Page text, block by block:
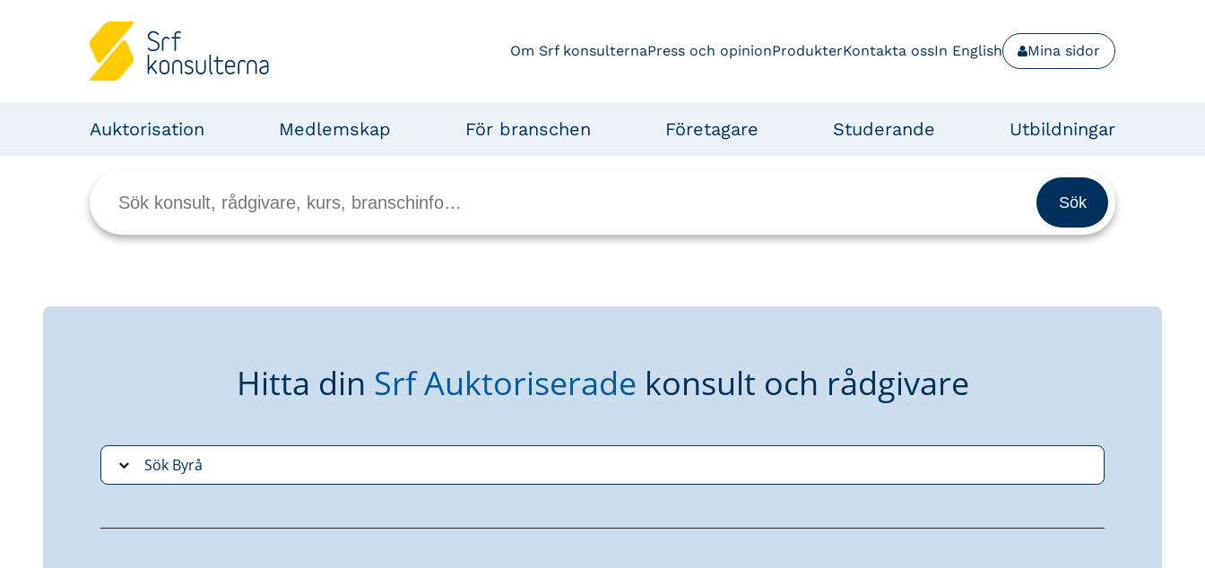
Om Srf konsulternaPress och opinionProdukterKontakta ossIn English Mina sidor
Auktorisation Medlemskap För branschen Företagare Studerande Utbildningar
Hitta din Srf Auktoriserade konsult och rådgivare